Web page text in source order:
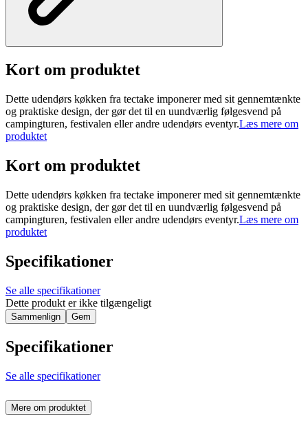
Kort om produktet
Dette udendørs køkken fra tectake imponerer med sit gennemtænkte
og praktiske design, der gør det til en uundværlig følgesvend på
campingturen, festivalen eller andre udendørs eventyr.Læs mere om
produktet
Kort om produktet
Dette udendørs køkken fra tectake imponerer med sit gennemtænkte
og praktiske design, der gør det til en uundværlig følgesvend på
campingturen, festivalen eller andre udendørs eventyr.Læs mere om
produktet
Specifikationer
Se alle specifikationer
Dette produkt er ikke tilgængeligt
Sammenlign Gem
Specifikationer
Se alle specifikationer
Mere om produktet